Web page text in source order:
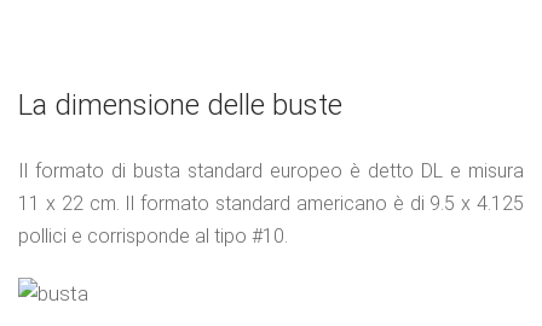
La dimensione delle buste
Il formato di busta standard europeo è detto DL e misura
11 x 22 cm. Il formato standard americano è di 9.5 x 4.125
pollici e corrisponde al tipo #10.